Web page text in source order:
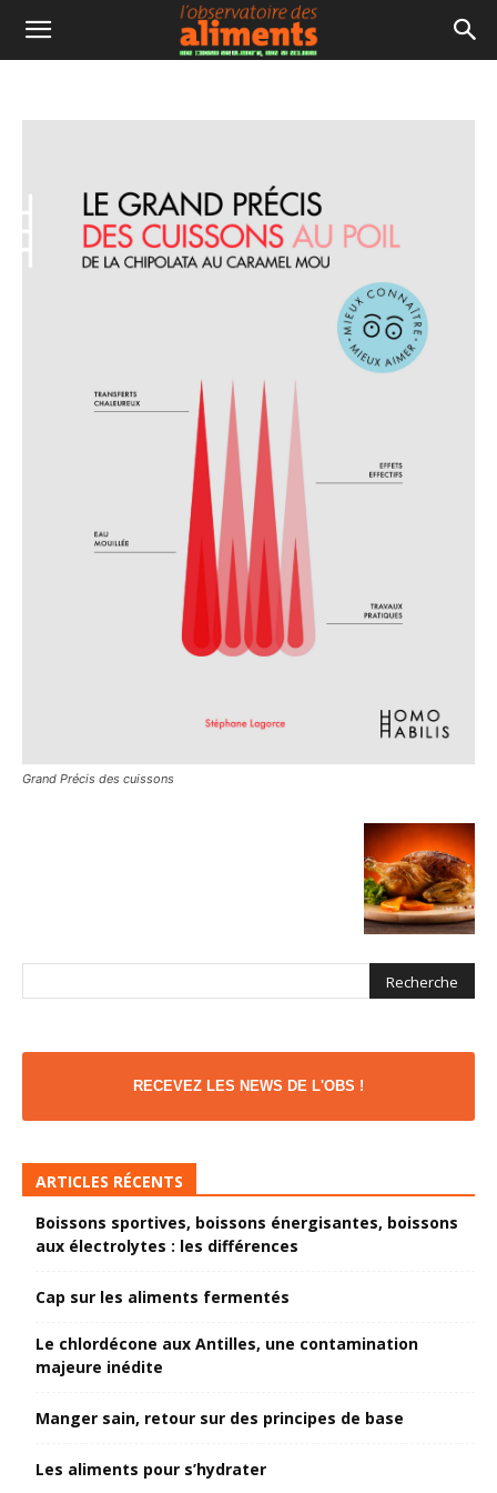
Grand Précis des cuissons
RECEVEZ LES NEWS DE L'OBS !
ARTICLES RÉCENTS
Boissons sportives, boissons énergisantes, boissons
aux électrolytes : les différences
Cap sur les aliments fermentés
Le chlordécone aux Antilles, une contamination
majeure inédite
Manger sain, retour sur des principes de base
Les aliments pour s’hydrater